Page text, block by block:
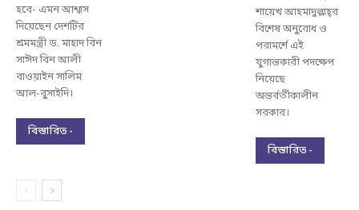
হবে- এমন আশ্বাস
দিয়েছেন দেশটির
শ্রমমন্ত্রী ড. মাহাদ বিন
সাঈদ বিন আলী
বাওয়াইন সালিম
আল-বুসাইদি।
বিস্তারিত -
শায়েখ আহমাদুল্লাহ্‌র
বিশেষ অনুরোধ ও
পরামর্শে এই
যুগান্তকারী পদক্ষেপ
নিয়েছে
অন্তর্বর্তীকালীন
সরকার।
বিস্তারিত -